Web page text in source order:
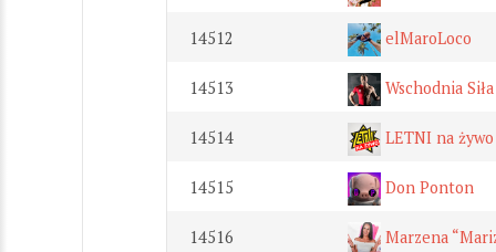
14512 elMaroLoco
14513 Wschodnia Siła
14514 LETNI na żywo
14515 Don Ponton
14516 Marzena